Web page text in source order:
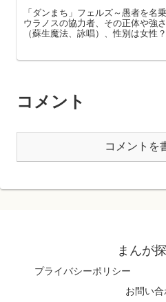
「ダンまち」フェルズ～愚者を名
ウラノスの協力者、その正体や強さ
（蘇生魔法、詠唱）、性別は女性
コメント
コメントを
まんが
プライバシーポリシー
お問い